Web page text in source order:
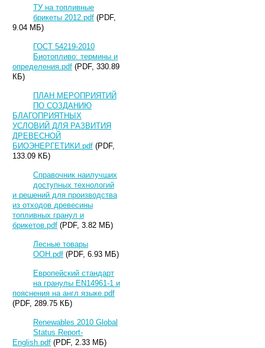
ТУ на топливные
брикеты 2012.pdf (PDF,
9.04 МБ)
ГОСТ 54219-2010
Биотопливо: термины и
определения.pdf (PDF, 330.89
КБ)
ПЛАН МЕРОПРИЯТИЙ
ПО СОЗДАНИЮ
БЛАГОПРИЯТНЫХ
УСЛОВИЙ ДЛЯ РАЗВИТИЯ
ДРЕВЕСНОЙ
БИОЭНЕРГЕТИКИ.pdf (PDF,
133.09 КБ)
Справочник наилучших
доступных технологий
и решений для производства
из отходов древесины
топливных гранул и
брикетов.pdf (PDF, 3.82 МБ)
Лесные товары
ООН.pdf (PDF, 6.93 МБ)
Европейский стандарт
на гранулы EN14961-1 и
пояснения на англ языке.pdf
(PDF, 289.75 КБ)
Renewables 2010 Global
Status Report-
English.pdf (PDF, 2.33 МБ)